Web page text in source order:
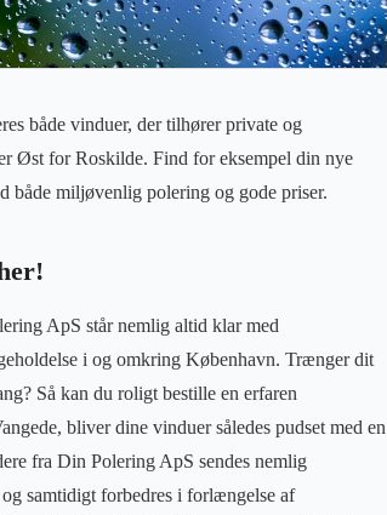
både vinduer, der tilhører private og
Øst for Roskilde. Find for eksempel din nye
både miljøvenlig polering og gode priser.
ApS står nemlig altid klar med
i og omkring København. Trænger dit
Så kan du roligt bestille en erfaren
bliver dine vinduer således pudset med en
fra Din Polering ApS sendes nemlig
samtidigt forbedres i forlængelse af